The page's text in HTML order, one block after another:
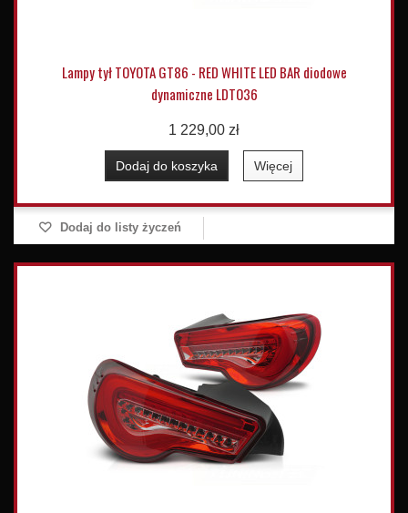
Lampy tył TOYOTA GT86 - RED WHITE LED BAR diodowe
dynamiczne LDTO36
1 229,00 zł
Dodaj do koszyka Więcej
Dodaj do listy życzeń